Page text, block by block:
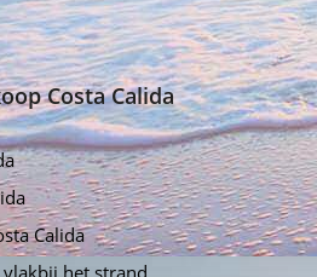
Costa Calida
Calida
het strand